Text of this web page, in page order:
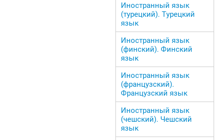
Иностранный язык
(турецкий). Турецкий
язык
Иностранный язык
(финский). Финский
язык
Иностранный язык
(французский).
Французский язык
Иностранный язык
(чешский). Чешский
язык